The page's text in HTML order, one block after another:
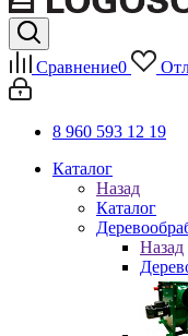
Сравнение0
8 960 593 12 19
Каталог
Назад
Каталог
Назад